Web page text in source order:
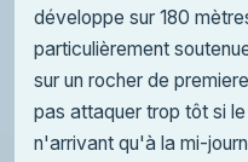
développe sur 180
particulièrement
sur un rocher de
pas attaquer trop tôt si
n'arrivant qu'à la mi-